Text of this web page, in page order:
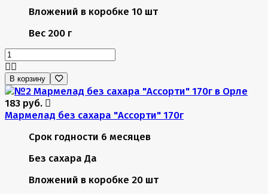
Вложений в коробке 10 шт
Вес 200 г
В корзину
183 руб.
Мармелад без сахара "Ассорти" 170г
Срок годности 6 месяцев
Без сахара Да
Вложений в коробке 20 шт